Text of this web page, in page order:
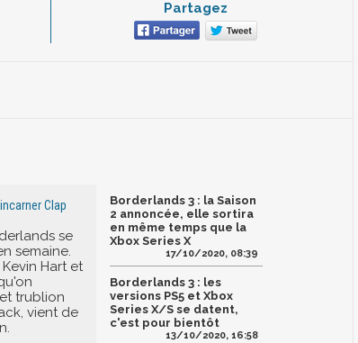
Partagez
Clap
se
semaine.
Hart et
trublion
vient de
Borderlands 3 : la Saison
2 annoncée, elle sortira
en même temps que la
Xbox Series X
17/10/2020, 08:39
Borderlands 3 : les
versions PS5 et Xbox
Series X/S se datent,
c'est pour bientôt
13/10/2020, 16:58